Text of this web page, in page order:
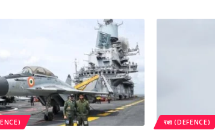
रक्षा (DEFENCE)